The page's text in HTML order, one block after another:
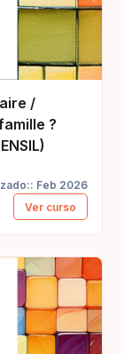
/
?
Feb 2026
Ver curso